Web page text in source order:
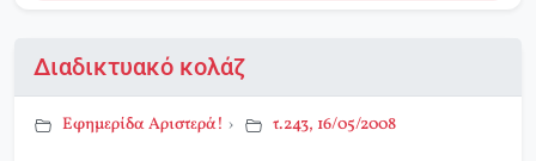
Διαδικτυακό κολάζ
Εφημερίδα Αριστερά! › τ.243, 16/05/2008